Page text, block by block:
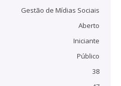
Gestão de Mídias Sociais
Aberto
Iniciante
Público
38